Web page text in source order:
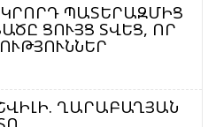
ՊԱՏԵՐԱԶՄԻՑ
ՑՈՒՅՑ ՏՎԵՑ, ՈՐ
ՂԱՐԱԲԱՂՅԱՆ